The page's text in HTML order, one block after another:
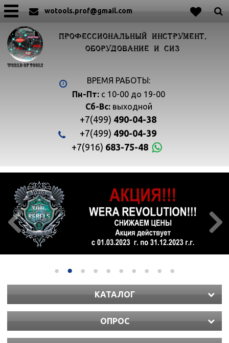
wotools.prof@gmail.com
ПРОФЕССИОНАЛЬНЫЙ ИНСТРУМЕНТ,
ОБОРУДОВАНИЕ И СИЗ
ВРЕМЯ РАБОТЫ:
Пн-Пт: с 10-00 до 19-00
Сб-Вс:выходной
+7(499) 490-04-38
+7(499) 490-04-39
+7(916) 683-75-48
 
КАТАЛОГ
ОПРОС